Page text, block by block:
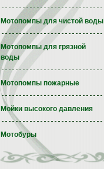
Мотопомпы для чистой воды
Мотопомпы для грязной
воды
Мотопомпы пожарные
Мойки высокого давления
Мотобуры